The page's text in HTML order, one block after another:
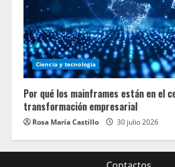
Ciencia y tecnologia
Por qué los mainframes están en el
transformación empresarial
Rosa María Castillo 30 julio 2026